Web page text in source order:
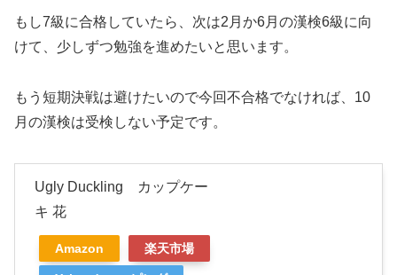
もし7級に合格していたら、次は2月か6月の漢検6級に向
けて、少しずつ勉強を進めたいと思います。
もう短期決戦は避けたいので今回不合格でなければ、10
月の漢検は受検しない予定です。
Ugly Duckling カップケー
キ 花
Amazon 楽天市場